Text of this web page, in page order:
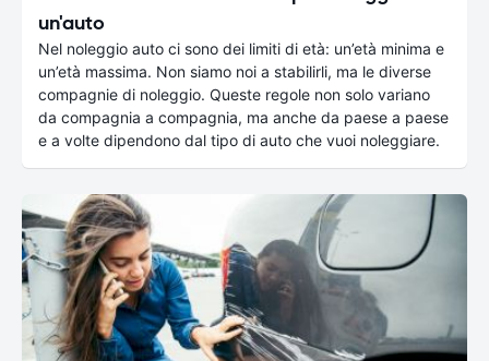
un'auto
Nel noleggio auto ci sono dei limiti di età: un’età minima e
un’età massima. Non siamo noi a stabilirli, ma le diverse
compagnie di noleggio. Queste regole non solo variano
da compagnia a compagnia, ma anche da paese a paese
e a volte dipendono dal tipo di auto che vuoi noleggiare.